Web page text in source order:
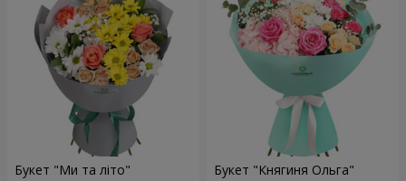
Букет "Ми та літо" Букет "Княгиня Ольга"